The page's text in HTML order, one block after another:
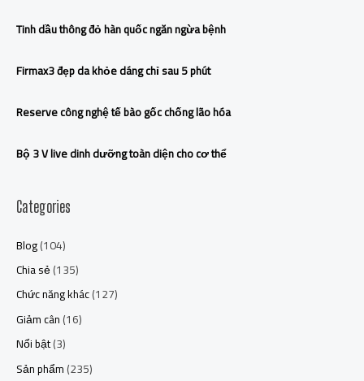
Tinh dầu thông đỏ hàn quốc ngăn ngừa bệnh
Firmax3 đẹp da khỏe dáng chỉ sau 5 phút
Reserve công nghệ tế bào gốc chống lão hóa
Bộ 3 V live dinh dưỡng toàn diện cho cơ thể
Categories
Blog(104)
Chia sẻ(135)
Chức năng khác(127)
Giảm cân(16)
Nổi bật(3)
Sản phẩm(235)